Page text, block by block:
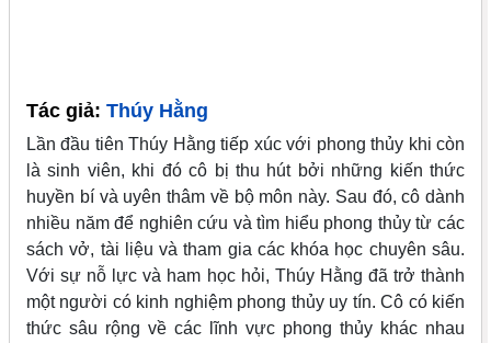
Tác giả: Thúy Hằng
Lần đầu tiên Thúy Hằng tiếp xúc với phong thủy khi còn
là sinh viên, khi đó cô bị thu hút bởi những kiến thức
huyền bí và uyên thâm về bộ môn này. Sau đó, cô dành
nhiều năm để nghiên cứu và tìm hiểu phong thủy từ các
sách vở, tài liệu và tham gia các khóa học chuyên sâu.
Với sự nỗ lực và ham học hỏi, Thúy Hằng đã trở thành
một người có kinh nghiệm phong thủy uy tín. Cô có kiến
thức sâu rộng về các lĩnh vực phong thủy khác nhau